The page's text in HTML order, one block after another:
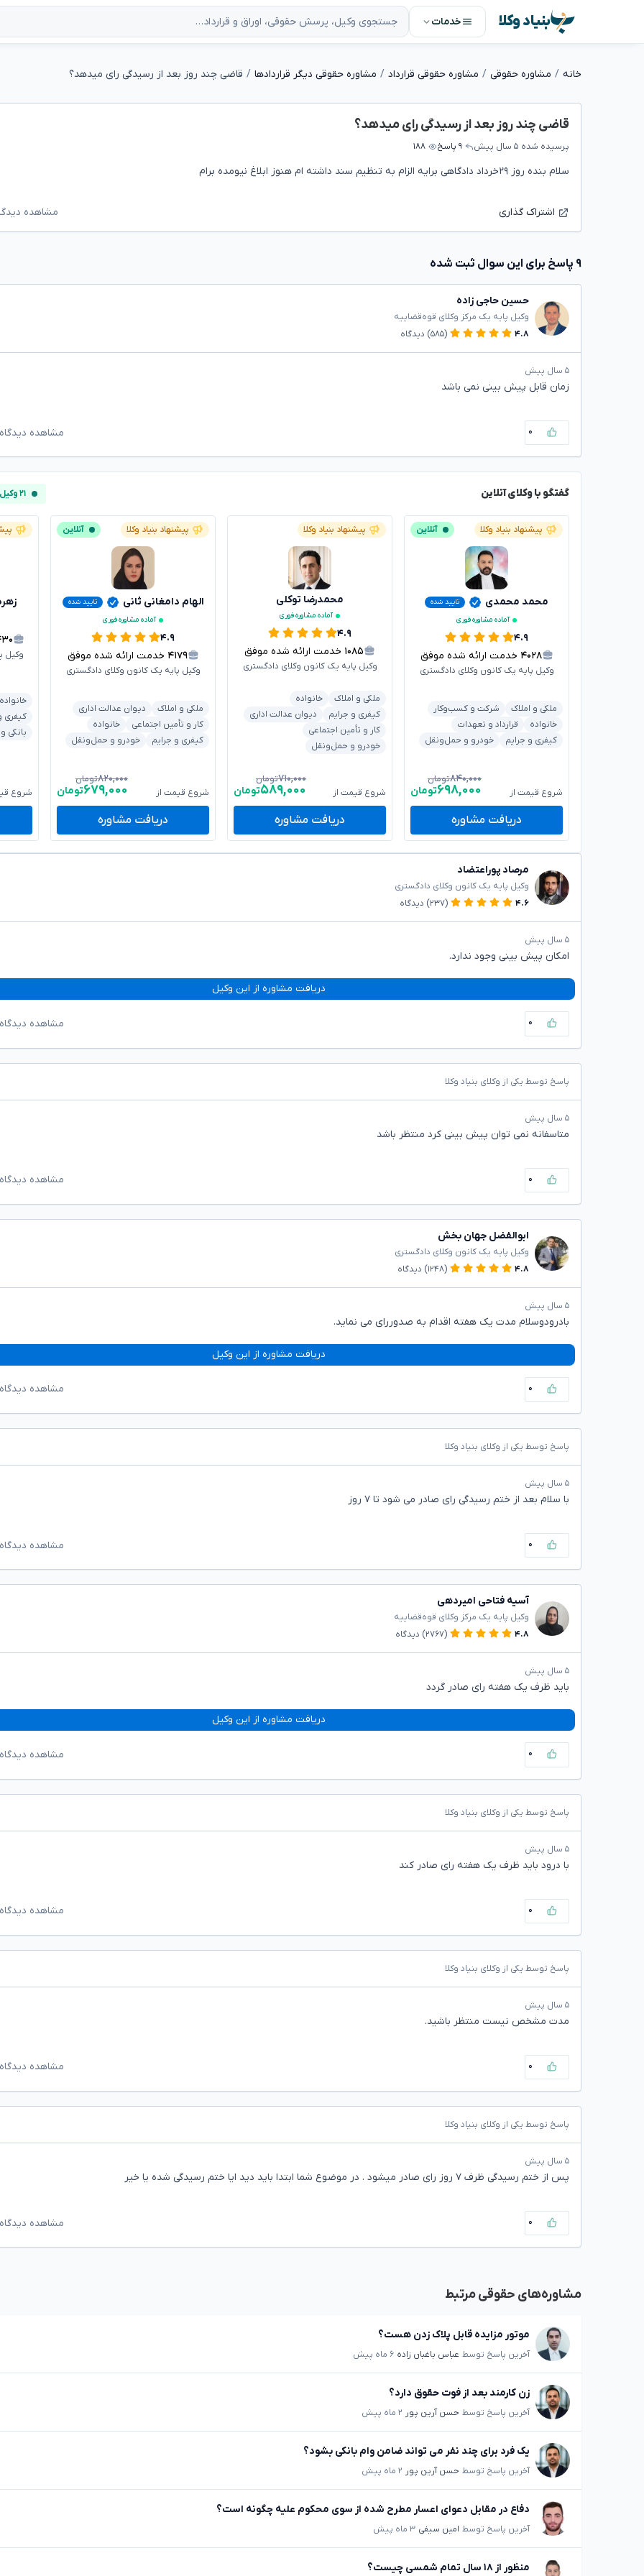
بنیاد وکلا خدمات
خانه مشاوره حقوقی مشاوره حقوقی قرارداد مشاوره حقوقی دیگر قراردادها قاضی چند روز بعد از رسیدگی رای میدهد؟
قاضی چند روز بعد از رسیدگی رای میدهد؟
پرسیده شده ۵ سال پیش ۹ پاسخ ۱۸۸
سلام بنده روز ۲۹خرداد دادگاهی برایه الزام به تنظیم سند داشته ام هنوز ابلاغ نیومده برام
اشتراک گذاری مشاهده
۹ پاسخ برای این سوال ثبت شده
حسین حاجی زاده
وکیل پایه یک مرکز وکلای قوه‌قضاییه
۴.۸
(۵۸۵) دیدگاه
۵ سال پیش
زمان قابل پیش بینی نمی باشد
۰ مشاهده
گفتگو با وکلای آنلاین ۲۱ وکیل آنلاین
پیشنهاد بنیاد وکلا آنلاین
محمد محمدی
تایید شده
آماده مشاوره فوری
۴.۹
۴۰۲۸ خدمت ارائه شده موفق
وکیل پایه یک کانون وکلای دادگستری
ملکی و املاک
شرکت و کسب‌وکار
خانواده
قرارداد و تعهدات
کیفری و جرایم
خودرو و حمل‌ونقل
شروع قیمت از
۸۴۰,۰۰۰تومان
۶۹۸,۰۰۰تومان
دریافت مشاوره
پیشنهاد بنیاد وکلا
محمدرضا توکلی
آماده مشاوره فوری
۴.۹
۱۰۸۵ خدمت ارائه شده موفق
وکیل پایه یک کانون وکلای دادگستری
ملکی و املاک
خانواده
کیفری و جرایم
دیوان عدالت اداری
کار و تأمین اجتماعی
خودرو و حمل‌ونقل
شروع قیمت از
۷۱۰,۰۰۰تومان
۵۸۹,۰۰۰تومان
دریافت مشاوره
پیشنهاد بنیاد وکلا آنلاین
الهام دامغانی ثانی
تایید شده
آماده مشاوره فوری
۴.۹
۴۱۷۹ خدمت ارائه شده موفق
وکیل پایه یک کانون وکلای دادگستری
ملکی و املاک
دیوان عدالت اداری
کار و تأمین اجتماعی
خانواده
کیفری و جرایم
خودرو و حمل‌ونقل
شروع قیمت از
۸۲۰,۰۰۰تومان
۶۷۹,۰۰۰تومان
دریافت مشاوره
وکیل
خانواده
کیفری
بانکی
شروع
مرصاد پوراعتضاد
وکیل پایه یک کانون وکلای دادگستری
۴.۶
(۲۳۷) دیدگاه
۵ سال پیش
امکان پیش بینی وجود ندارد.
دریافت مشاوره از این وکیل
۰ مشاهده
پاسخ توسط یکی از وکلای بنیاد وکلا
۵ سال پیش
متاسفانه نمی توان پیش بینی کرد منتظر باشد
۰ مشاهده
ابوالفضل جهان بخش
وکیل پایه یک کانون وکلای دادگستری
۴.۸
(۱۲۴۸) دیدگاه
۵ سال پیش
بادرودوسلام مدت یک هفته اقدام به صدوررای می نماید.
دریافت مشاوره از این وکیل
۰ مشاهده
پاسخ توسط یکی از وکلای بنیاد وکلا
۵ سال پیش
با سلام بعد از ختم رسیدگی رای صادر می شود تا ۷ روز
۰ مشاهده
آسیه فتاحی امیردهی
وکیل پایه یک مرکز وکلای قوه‌قضاییه
۴.۸
(۲۷۶۷) دیدگاه
۵ سال پیش
باید ظرف یک هفته رای صادر گردد
دریافت مشاوره از این وکیل
۰ مشاهده
پاسخ توسط یکی از وکلای بنیاد وکلا
۵ سال پیش
با درود باید ظرف یک هفته رای صادر کند
۰ مشاهده
پاسخ توسط یکی از وکلای بنیاد وکلا
۵ سال پیش
مدت مشخص نیست منتظر باشید.
۰ مشاهده
پاسخ توسط یکی از وکلای بنیاد وکلا
۵ سال پیش
پس از ختم رسیدگی ظرف ۷ روز رای صادر میشود . در موضوع شما ابتدا باید دید ایا ختم رسیدگی شده یا خیر
۰ مشاهده
مشاوره‌های حقوقی مرتبط
موتور مزایده قابل پلاک زدن هست؟
آخرین پاسخ توسط عباس باغبان زاده ۶ ماه پیش
زن کارمند بعد از فوت حقوق دارد؟
آخرین پاسخ توسط حسن آرین پور ۲ ماه پیش
یک فرد برای چند نفر می تواند ضامن وام بانکی بشود؟
آخرین پاسخ توسط حسن آرین پور ۲ ماه پیش
دفاع در مقابل دعوای اعسار مطرح شده از سوی محکوم علیه چگونه است؟
آخرین پاسخ توسط امین سیفی ۳ ماه پیش
منظور از ۱۸ سال تمام شمسی چیست؟